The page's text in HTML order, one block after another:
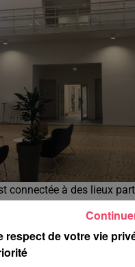
connectée à des lieux
de répétitions sont
respect de votre vie